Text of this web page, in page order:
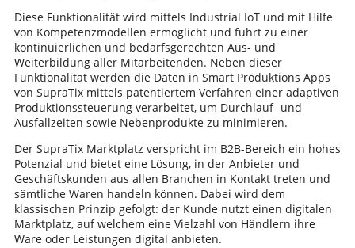
Diese Funktionalität wird mittels Industrial IoT und mit Hilfe
von Kompetenzmodellen ermöglicht und führt zu einer
kontinuierlichen und bedarfsgerechten Aus- und
Weiterbildung aller Mitarbeitenden. Neben dieser
Funktionalität werden die Daten in Smart Produktions Apps
von SupraTix mittels patentiertem Verfahren einer adaptiven
Produktionssteuerung verarbeitet, um Durchlauf- und
Ausfallzeiten sowie Nebenprodukte zu minimieren.
Der SupraTix Marktplatz verspricht im B2B-Bereich ein hohes
Potenzial und bietet eine Lösung, in der Anbieter und
Geschäftskunden aus allen Branchen in Kontakt treten und
sämtliche Waren handeln können. Dabei wird dem
klassischen Prinzip gefolgt: der Kunde nutzt einen digitalen
Marktplatz, auf welchem eine Vielzahl von Händlern ihre
Ware oder Leistungen digital anbieten.